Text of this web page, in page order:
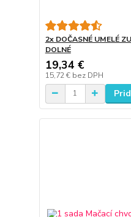
2x DOČASNÉ UMELÉ
DOLNÉ
19,34 €
15,72 € bez DPH